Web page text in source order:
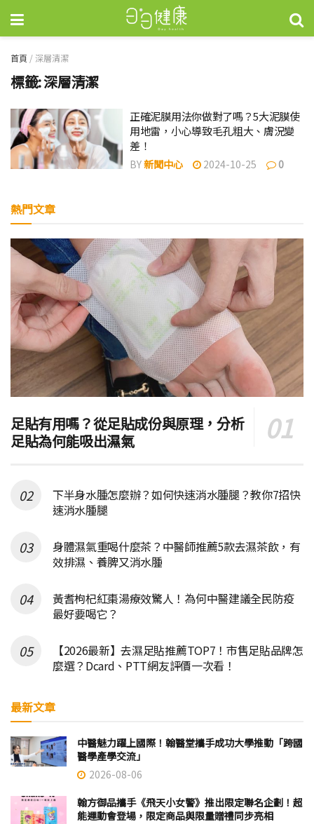
首頁 / 深層清潔
標籤:深層清潔
正確泥膜用法你做對了嗎？5大泥膜使
用地雷，小心導致毛孔粗大、膚況變
差！
BY新聞中心 2024-10-25 0
熱門文章
足貼有用嗎？從足貼成份與原理，分析
足貼為何能吸出濕氣
下半身水腫怎麼辦？如何快速消水腫腿？教你7招快
速消水腫腿
身體濕氣重喝什麼茶？中醫師推薦5款去濕茶飲，有
效排濕、養脾又消水腫
黃耆枸杞紅棗湯療效驚人！為何中醫建議全民防疫
最好要喝它？
【2026最新】去濕足貼推薦TOP7！市售足貼品牌怎
麼選？Dcard、PTT網友評價一次看！
最新文章
中醫魅力躍上國際！翰醫堂攜手成功大學推動「跨國
醫學產學交流」
2026-08-06
翰方御品攜手《飛天小女警》推出限定聯名企劃！超
能運動會登場，限定商品與限量贈禮同步亮相